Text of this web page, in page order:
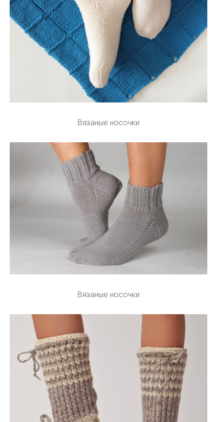
Вязаные носочки
Вязаные носочки